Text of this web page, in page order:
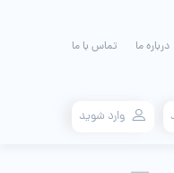
درباره ما تماس با ما
وارد شوید